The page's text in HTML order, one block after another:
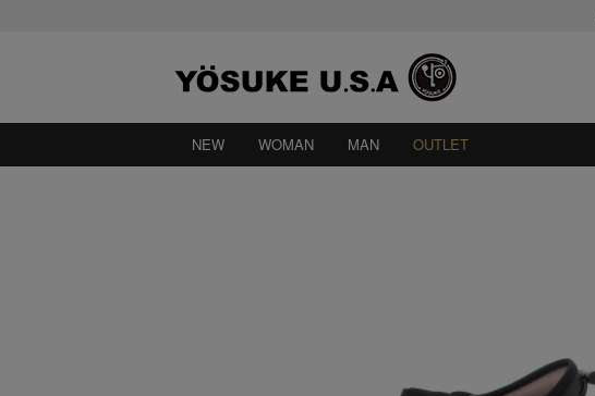
NEW WOMAN MAN OUTLET